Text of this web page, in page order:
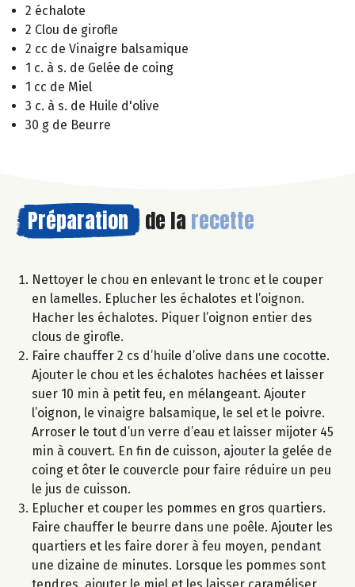
2 échalote
2 Clou de girofle
2 cc de Vinaigre balsamique
1 c. à s. de Gelée de coing
1 cc de Miel
3 c. à s. de Huile d'olive
30 g de Beurre
Préparation de la recette
Nettoyer le chou en enlevant le tronc et le couper
en lamelles. Eplucher les échalotes et l’oignon.
Hacher les échalotes. Piquer l’oignon entier des
clous de girofle.
Faire chauffer 2 cs d’huile d’olive dans une cocotte.
Ajouter le chou et les échalotes hachées et laisser
suer 10 min à petit feu, en mélangeant. Ajouter
l’oignon, le vinaigre balsamique, le sel et le poivre.
Arroser le tout d’un verre d’eau et laisser mijoter 45
min à couvert. En fin de cuisson, ajouter la gelée de
coing et ôter le couvercle pour faire réduire un peu
le jus de cuisson.
Eplucher et couper les pommes en gros quartiers.
Faire chauffer le beurre dans une poêle. Ajouter les
quartiers et les faire dorer à feu moyen, pendant
une dizaine de minutes. Lorsque les pommes sont